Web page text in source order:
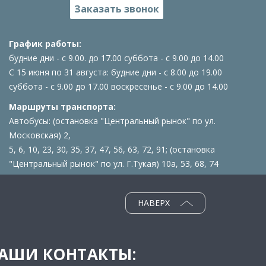
Заказать звонок
График работы:
будние дни - с 9.00. до 17.00 суббота - с 9.00 до 14.00
С 15 июня по 31 августа: будние дни - с 8.00 до 19.00
суббота - с 9.00 до 17.00 воскресенье - с 9.00 до 14.00
Маршруты транспорта:
Автобусы: (остановка "Центральный рынок" по ул.
Московская) 2,
5, 6, 10, 23, 30, 35, 37, 47, 56, 63, 72, 91; (остановка
"Центральный рынок" по ул. Г.Тукая) 10а, 53, 68, 74
НАВЕРХ
КОНТАКТЫ: